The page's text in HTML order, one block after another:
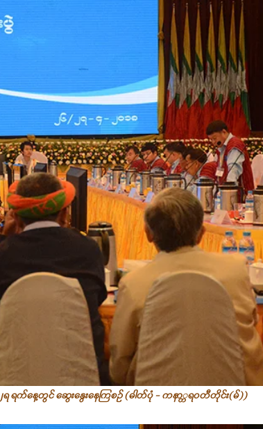
၂ရ ရက်နေ့တွင် ဆွေးနွေးနေကြစဉ် (ဓါတ်ပုံ - ကနာ္တရဝတီတိုင်း(မ်))